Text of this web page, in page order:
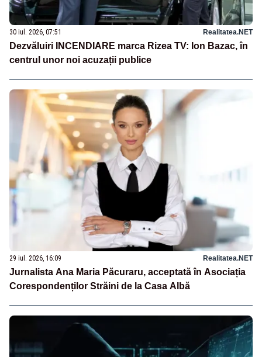
30 iul. 2026, 07:51 Realitatea.NET
Dezvăluiri INCENDIARE marca Rizea TV: Ion Bazac, în
centrul unor noi acuzații publice
29 iul. 2026, 16:09 Realitatea.NET
Jurnalista Ana Maria Păcuraru, acceptată în Asociația
Corespondenților Străini de la Casa Albă